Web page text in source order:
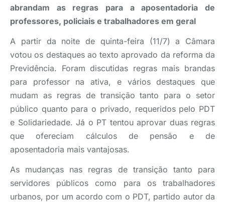
abrandam as regras para a aposentadoria de
professores, policiais e trabalhadores em geral
A partir da noite de quinta-feira (11/7) a Câmara
votou os destaques ao texto aprovado da reforma da
Previdência. Foram discutidas regras mais brandas
para professor na ativa, e vários destaques que
mudam as regras de transição tanto para o setor
público quanto para o privado, requeridos pelo PDT
e Solidariedade. Já o PT tentou aprovar duas regras
que ofereciam cálculos de pensão e de
aposentadoria mais vantajosas.
As mudanças nas regras de transição tanto para
servidores públicos como para os trabalhadores
urbanos, por um acordo com o PDT, partido autor da